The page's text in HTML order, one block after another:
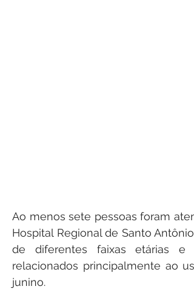
Ao menos sete pessoas foram
Hospital Regional de Santo
de diferentes faixas etárias e
relacionados principalmente ao
junino.